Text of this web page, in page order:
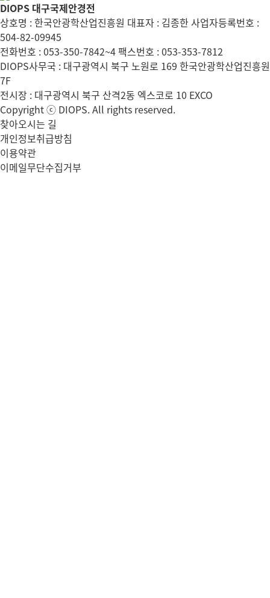
DIOPS 대구국제안경전
상호명 : 한국안광학산업진흥원 대표자 : 김종한 사업자등록번호 :
504-82-09945
전화번호 : 053-350-7842~4 팩스번호 : 053-353-7812
DIOPS사무국 : 대구광역시 북구 노원로 169 한국안광학산업진흥원
7F
전시장 : 대구광역시 북구 산격2동 엑스코로 10 EXCO
Copyright ⓒ DIOPS. All rights reserved.
찾아오시는 길
개인정보취급방침
이용약관
이메일무단수집거부